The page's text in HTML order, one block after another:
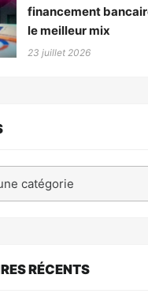
financement
le meilleur mix
23 juillet 2026
RÉCENTS